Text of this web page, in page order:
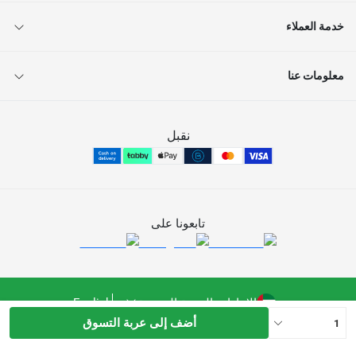
1 أضف إلى عربة التسوق
خدمة العملاء
معلومات عنا
نقبل
تابعونا على
الإمارات العربية المتحدة English